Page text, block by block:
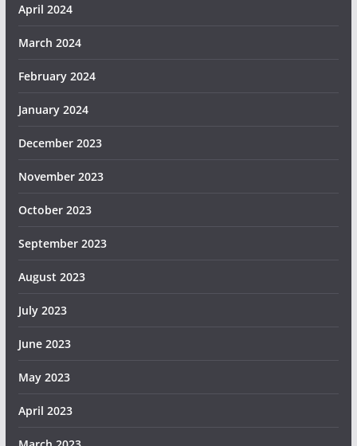
April 2024
March 2024
February 2024
January 2024
December 2023
November 2023
October 2023
September 2023
August 2023
July 2023
June 2023
May 2023
April 2023